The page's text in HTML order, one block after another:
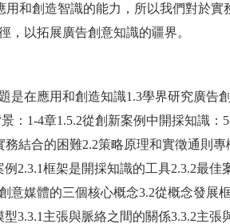
和創造智識的能力，所以我們對於實
，以拓展廣告創意知識的疆界。
是在應用和創造知識1.3學界研究廣告
：1-4章1.5.2從創新案例中開採知識：
結合的困難2.2策略原理和實徵通則專
2.3.1框架是開採知識的工具2.3.2最佳
意媒體的三個核心概念3.2從概念發展
3.3.1主張與脈絡之間的關係3.3.2主張